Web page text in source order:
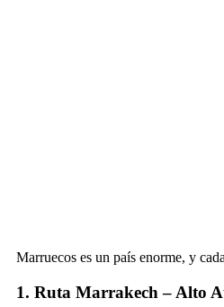
Marruecos es un país enorme, y
1. Ruta Marrakech – Alto